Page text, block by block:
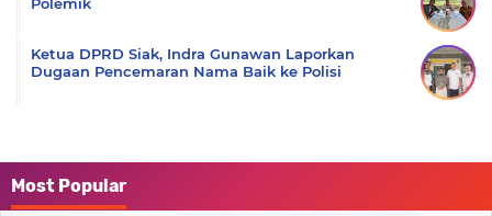
Ketua DPRD Siak, Indra Gunawan Laporkan
Dugaan Pencemaran Nama Baik ke Polisi
Most Popular